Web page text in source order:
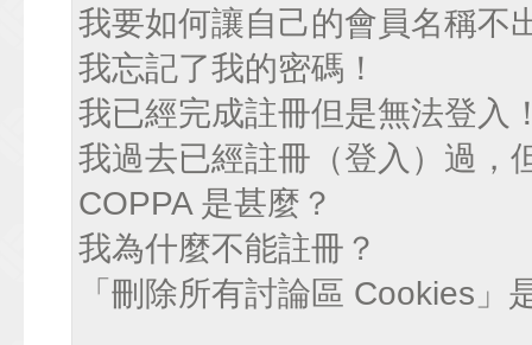
我要如何讓自己的會員名稱不
我忘記了我的密碼！
我已經完成註冊但是無法登入
我過去已經註冊（登入）過，
COPPA 是甚麼？
我為什麼不能註冊？
「刪除所有討論區 Cookies」